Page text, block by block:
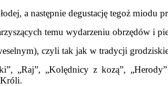
a następnie degustację tegoż miodu
temu wydarzeniu obrzędów i
czyli tak jak w tradycji
„Raj”, „Kolędnicy z kozą”,
Króli.